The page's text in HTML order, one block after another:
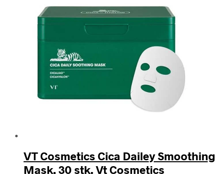
VT Cosmetics Cica Dailey Smoothing
Mask, 30 stk. Vt Cosmetics